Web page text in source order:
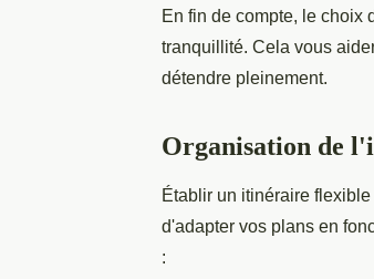
En fin de compte, le choix
tranquillité. Cela vous
détendre pleinement.
Organisation de
Établir un itinéraire
d'adapter vos plans en
: